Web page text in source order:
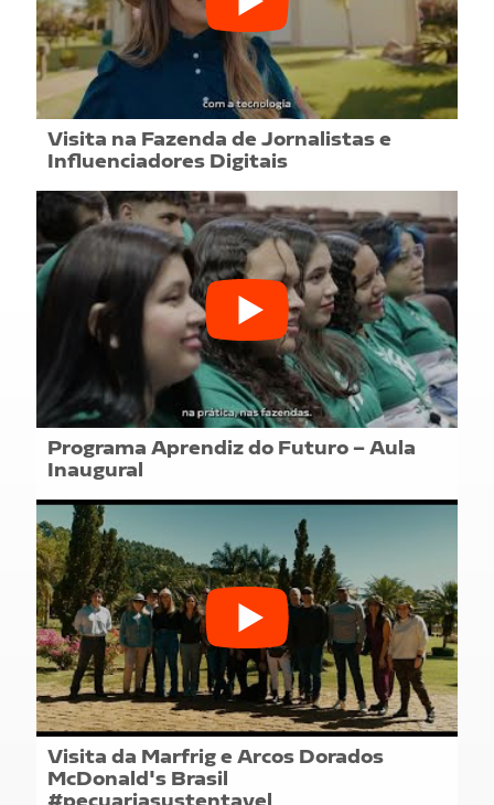
Visita na Fazenda de Jornalistas e
Influenciadores Digitais
Programa Aprendiz do Futuro – Aula
Inaugural
Visita da Marfrig e Arcos Dorados
McDonald's Brasil